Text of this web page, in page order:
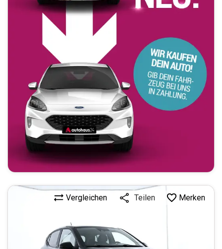
Vergleichen Teilen Merken